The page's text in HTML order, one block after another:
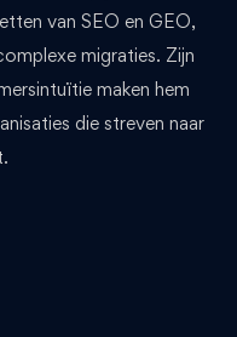
van SEO en GEO,
migraties. Zijn
maken hem
die streven naar